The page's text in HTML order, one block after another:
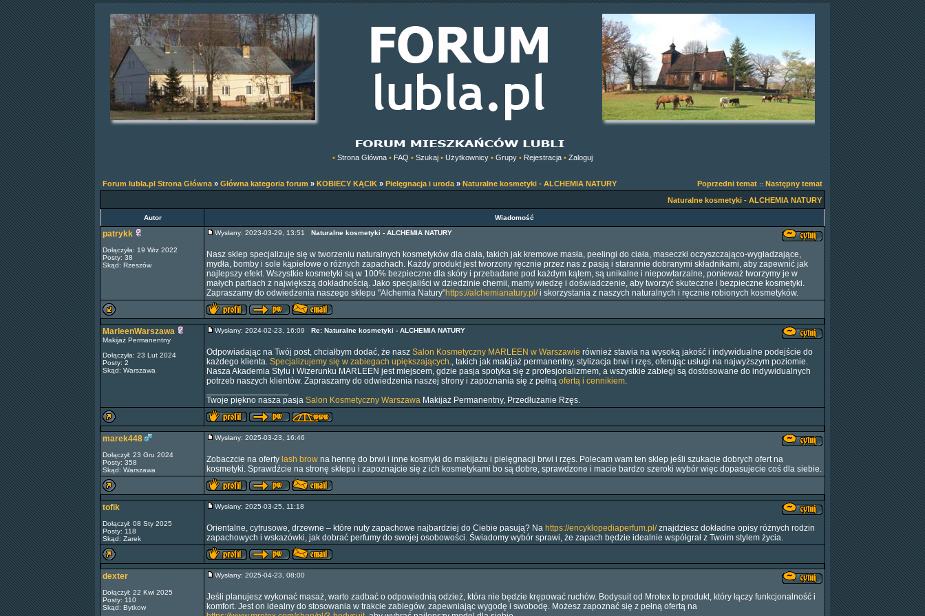
• Strona Główna • FAQ • Szukaj • Użytkownicy • Grupy • Rejestracja • Zaloguj
Forum lubla.pl Strona Główna » Główna kategoria forum » KOBIECY KĄCIK » Pielęgnacja i uroda » Naturalne kosmetyki - ALCHEMIA NATURY Poprzedni temat :: Następny temat
Naturalne kosmetyki - ALCHEMIA NATURY
Autor Wiadomość
patrykk
Dołączyła: 19 Wrz 2022
Posty: 38
Skąd: Rzeszów
Wysłany: 2023-03-29, 13:51 Naturalne kosmetyki - ALCHEMIA NATURY
Nasz sklep specjalizuje się w tworzeniu naturalnych kosmetyków dla ciała, takich jak kremowe masła, peelingi do ciała, maseczki oczyszczająco-wygładzające,
mydła, bomby i sole kąpielowe o różnych zapachach. Każdy produkt jest tworzony ręcznie przez nas z pasją i starannie dobranymi składnikami, aby zapewnić jak
najlepszy efekt. Wszystkie kosmetyki są w 100% bezpieczne dla skóry i przebadane pod każdym kątem, są unikalne i niepowtarzalne, ponieważ tworzymy je w
małych partiach z największą dokładnością. Jako specjaliści w dziedzinie chemii, mamy wiedzę i doświadczenie, aby tworzyć skuteczne i bezpieczne kosmetyki.
Zapraszamy do odwiedzenia naszego sklepu "Alchemia Natury"https://alchemianatury.pl/i skorzystania z naszych naturalnych i ręcznie robionych kosmetyków.
MarleenWarszawa
Makijaż Permanentny
Dołączyła: 23 Lut 2024
Posty: 2
Skąd: Warszawa
Wysłany: 2024-02-23, 16:09 Re: Naturalne kosmetyki - ALCHEMIA NATURY
Odpowiadając na Twój post, chciałbym dodać, że nasz Salon Kosmetyczny MARLEEN w Warszawie również stawia na wysoką jakość i indywidualne podejście do
każdego klienta. Specjalizujemy się w zabiegach upiększających., takich jak makijaż permanentny, stylizacja brwi i rzęs, oferując usługi na najwyższym poziomie.
Nasza Akademia Stylu i Wizerunku MARLEEN jest miejscem, gdzie pasja spotyka się z profesjonalizmem, a wszystkie zabiegi są dostosowane do indywidualnych
potrzeb naszych klientów. Zapraszamy do odwiedzenia naszej strony i zapoznania się z pełną ofertą i cennikiem.
Twoje piękno nasza pasja Salon Kosmetyczny Warszawa Makijaż Permanentny, Przedłużanie Rzęs.
marek448
Dołączył: 23 Gru 2024
Posty: 358
Skąd: Warszawa
Wysłany: 2025-03-23, 16:46
Zobaczcie na oferty lash brow na hennę do brwi i inne kosmyki do makijażu i pielęgnacji brwi i rzęs. Polecam wam ten sklep jeśli szukacie dobrych ofert na
kosmetyki. Sprawdźcie na stronę sklepu i zapoznajcie się z ich kosmetykami bo są dobre, sprawdzone i macie bardzo szeroki wybór więc dopasujecie coś dla siebie.
tofik
Dołączył: 08 Sty 2025
Posty: 118
Skąd: Zarek
Wysłany: 2025-03-25, 11:18
Orientalne, cytrusowe, drzewne – które nuty zapachowe najbardziej do Ciebie pasują? Na https://encyklopediaperfum.pl/znajdziesz dokładne opisy różnych rodzin
zapachowych i wskazówki, jak dobrać perfumy do swojej osobowości. Świadomy wybór sprawi, że zapach będzie idealnie współgrał z Twoim stylem życia.
dexter
Dołączył: 22 Kwi 2025
Posty: 110
Skąd: Bytkow
Wysłany: 2025-04-23, 08:00
Jeśli planujesz wykonać masaż, warto zadbać o odpowiednią odzież, która nie będzie krępować ruchów. Bodysuit od Mrotex to produkt, który łączy funkcjonalność i
komfort. Jest on idealny do stosowania w trakcie zabiegów, zapewniając wygodę i swobodę. Możesz zapoznać się z pełną ofertą na